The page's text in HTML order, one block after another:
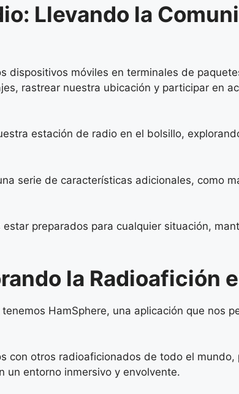
Llevando la
dispositivos móviles en terminales de
rastrear nuestra ubicación y participar en
estación de radio en el bolsillo,
serie de características adicionales, como
preparados para cualquier situación,
la Radioafición
HamSphere, una aplicación que nos
con otros radioaficionados de todo el
un entorno inmersivo y envolvente.